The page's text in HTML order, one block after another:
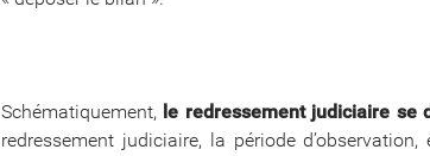
Schématiquement, le redressement judiciaire se
redressement judiciaire, la période